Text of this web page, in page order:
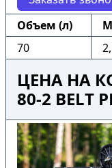
Объем (л)
70
ЦЕНА НА
80-2 BELT